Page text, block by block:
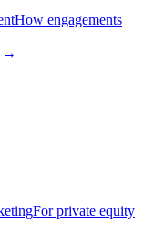
How engagements
→
For private equity